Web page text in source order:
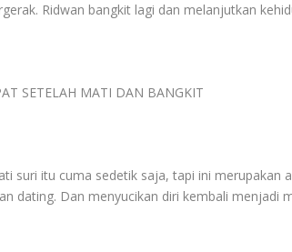
Ridwan bangkit lagi dan melanjutkan
SETELAH MATI DAN BANGKIT
suri itu cuma sedetik saja, tapi ini merupakan
dating. Dan menyucikan diri kembali menjadi